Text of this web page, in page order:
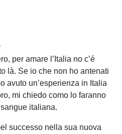
per amare l’Italia no c’é
là. Se io che non ho antenati
avuto un’esperienza in Italia
mi chiedo como lo faranno
italiana.
successo nella sua nuova